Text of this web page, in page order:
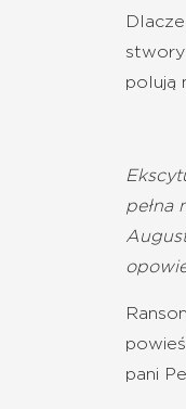
polują
pełna
pani